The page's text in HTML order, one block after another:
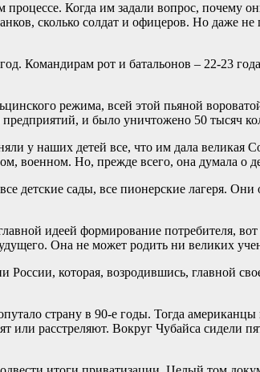
Когда им задали вопрос, почему
сколько солдат и офицеров. Но даже
Командирам рот и батальонов – 22-23
режима, всей этой пьяной
и было уничтожено 50 тысяч
у наших детей все, что им дала великая
военном. Но, прежде всего, она думала о
детские сады, все пионерские лагеря.
идеей формирование потребителя,
Она не может родить ни великих
России, которая, возродившись, главной
страну в 90-е годы. Тогда
или расстреляют. Вокруг Чубайса